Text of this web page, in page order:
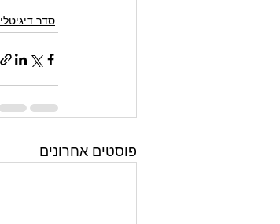
סדר דיגיטלי
פוסטים אחרונים